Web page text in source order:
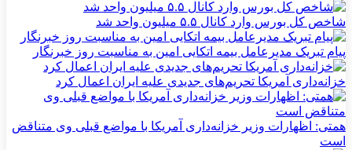
شاخص کل بورس وارد کانال ۵.۵ میلیون واحد شد
پیام تبریک مدیرعامل بیمه اتکایی امین به مناسبت روز خبرنگار
خزانه‌داری آمریکا تحریم‌های جدیدی علیه ایران اعمال کرد
همتی: اظهارات وزیر خزانه‌داری آمریکا با مواضع قبلی وی متناقض
است